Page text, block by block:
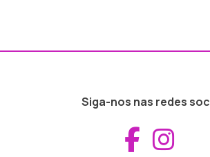
Siga-nos nas redes